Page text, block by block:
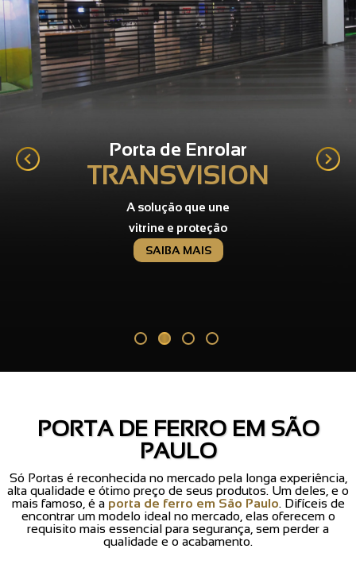
Portas de Enrolar
INDUSTRIAL
Resistentes,
duráveis e sob medida
SAIBA MAIS
PORTA DE FERRO EM SÃO
PAULO
Só Portas é reconhecida no mercado pela longa experiência,
alta qualidade e ótimo preço de seus produtos. Um deles, e o
mais famoso, é a porta de ferro em São Paulo. Difíceis de
encontrar um modelo ideal no mercado, elas oferecem o
requisito mais essencial para segurança, sem perder a
qualidade e o acabamento.